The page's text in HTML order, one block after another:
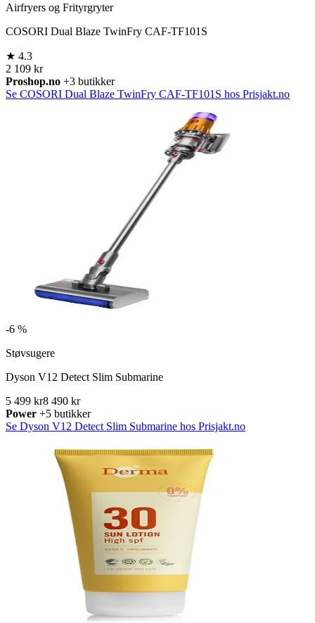
Airfryers og Frityrgryter
COSORI Dual Blaze TwinFry CAF-TF101S
★ 4.3
2 109 kr
Proshop.no +3 butikker
Se COSORI Dual Blaze TwinFry CAF-TF101S hos Prisjakt.no
-6 %
Støvsugere
Dyson V12 Detect Slim Submarine
5 499 kr8 490 kr
Power +5 butikker
Se Dyson V12 Detect Slim Submarine hos Prisjakt.no